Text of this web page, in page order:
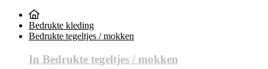
Bedrukte kleding
Bedrukte tegeltjes / mokken
In Bedrukte tegeltjes / mokken